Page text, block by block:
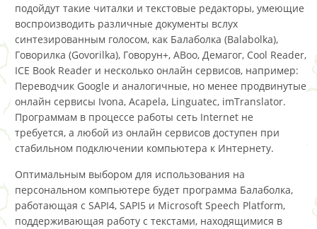
подойдут такие читалки и текстовые редакторы, умеющие
воспроизводить различные документы вслух
синтезированным голосом, как Балаболка (Balabolka),
Говорилка (Govorilka), Говорун+, ABoo, Демагог, Cool Reader,
ICE Book Reader и несколько онлайн сервисов, например:
Переводчик Google и аналогичные, но менее продвинутые
онлайн сервисы Ivona, Acapela, Linguatec, imTranslator.
Программам в процессе работы сеть Internet не
требуется, а любой из онлайн сервисов доступен при
стабильном подключении компьютера к Интернету.
Оптимальным выбором для использования на
персональном компьютере будет программа Балаболка,
работающая с SAPI4, SAPI5 и Microsoft Speech Platform,
поддерживающая работу с текстами, находящимися в